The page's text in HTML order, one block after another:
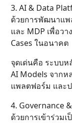
3. AI & Data
ด้วยการพัฒนาแพ
และ MDP เพื่อว
Cases ในอนาคต
จุดเด่นคือ ระบบห
AI Models จาก
แพลตฟอร์ม และ
4. Governance
ด้วยการเข้าร่วม